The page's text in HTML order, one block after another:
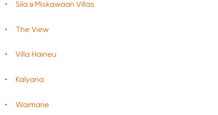
Sila в Miskawaan Villas
The View
Villa Haineu
Kalyana
Waimarie